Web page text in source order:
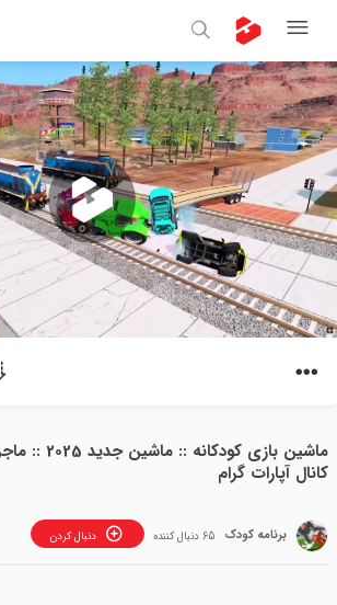
پخش
ماشین بازی
کانال آپارات گرام
برنامه کودک دنبال کردن 65 دنبال کننده